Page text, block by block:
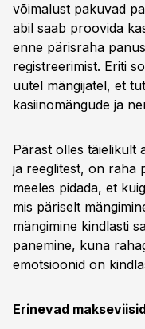
võimalust pakuvad
abil saab proovida
enne pärisraha
registreerimist. Eriti
uutel mängijatel, et
kasiinomängude ja
Pärast olles täielikult
ja reeglitest, on raha
meeles pidada, et
mis päriselt
mängimine kindlasti
panemine, kuna
emotsioonid on
Erinevad